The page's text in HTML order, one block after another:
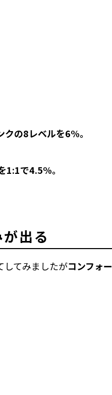
クの8レベルを6%。
1:1で4.5%。
出る
してみましたがコンフォー